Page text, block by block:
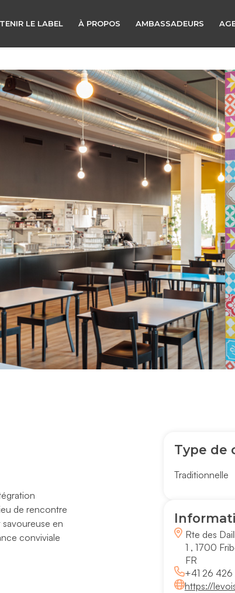
LE LABEL À PROPOS AMBASSADEURS
de rencontre
en
conviviale
Type de
Traditionnelle
Rte des
1 , 1700
FR
+41 26
https://